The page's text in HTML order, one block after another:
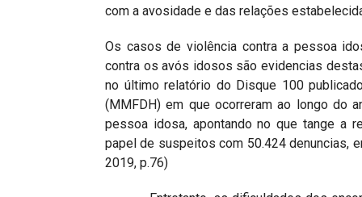
com a avosidade e das relações
Os casos de violência contra a pessoa
contra os avós idosos são evidencias
no último relatório do Disque 100
(MMFDH) em que ocorreram ao longo do
pessoa idosa, apontando no que tange a
papel de suspeitos com 50.424 denuncias,
2019, p.76)